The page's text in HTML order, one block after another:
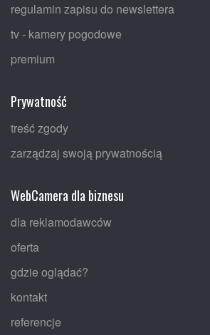
regulamin zapisu do newslettera
tv - kamery pogodowe
premium
Prywatność
treść zgody
zarządzaj swoją prywatnością
WebCamera dla biznesu
dla reklamodawców
oferta
gdzie oglądać?
kontakt
referencje